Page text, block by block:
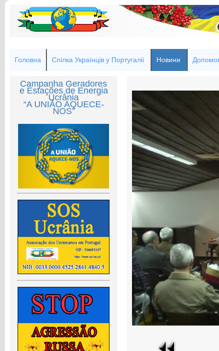
Головна Спілка Українців у Португалії Новини
Campanha Geradores
e Estações de Energia
Ucrânia
“A UNIÃO AQUECE-
NOS”